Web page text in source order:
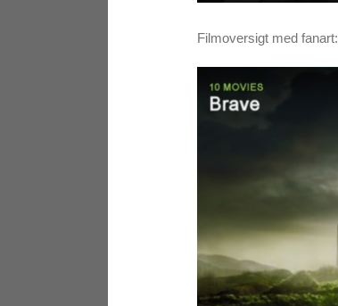
Filmoversigt med fanart: